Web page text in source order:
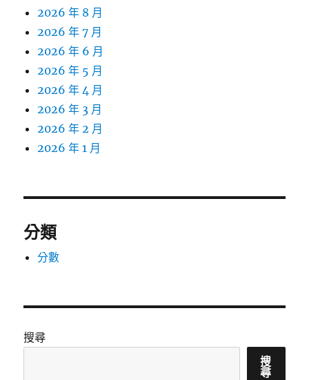
2026 年 8 月
2026 年 7 月
2026 年 6 月
2026 年 5 月
2026 年 4 月
2026 年 3 月
2026 年 2 月
2026 年 1 月
分類
分數
搜尋
搜
尋